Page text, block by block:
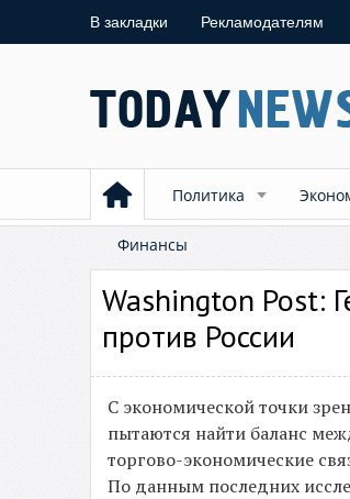
В закладки Рекламодателям
Политика
Финансы
Washington Post:
против России
С экономической точки
пытаются найти баланс
торгово-экономические
По данным последних